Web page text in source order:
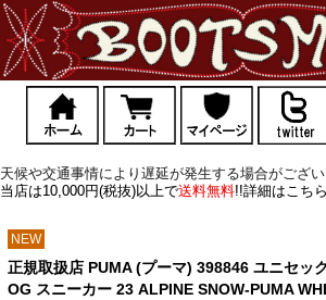
天候や交通事情により遅延が発生する場合がござい
当店は10,000円(税抜)以上で送料無料!!詳細はこち
NEW
正規取扱店 PUMA (プーマ) 398846 ユニセッ
OG スニーカー 23 ALPINE SNOW-PUMA